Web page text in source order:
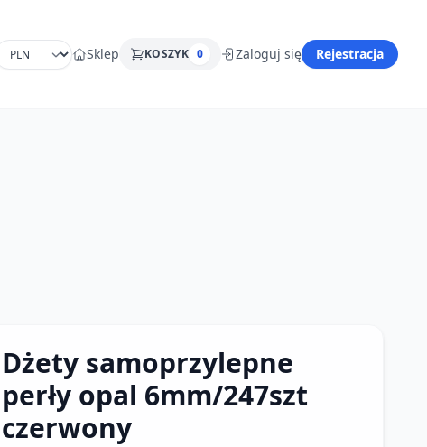
Sklep KOSZYK 0 Zaloguj się Rejestracja
Dżety samoprzylepne
perły opal 6mm/247szt
czerwony